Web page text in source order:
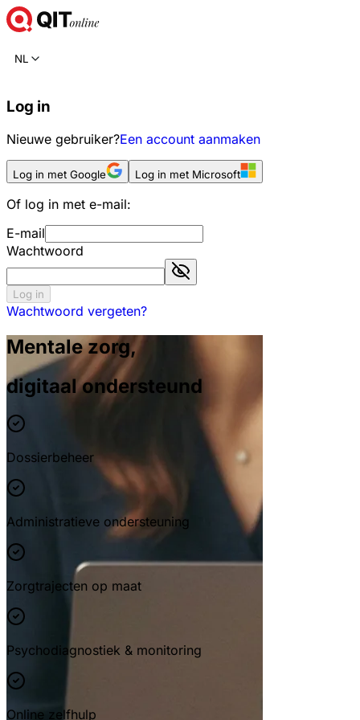
NL
Log in
Nieuwe gebruiker?Een account aanmaken
Log in met Google Log in met Microsoft
Of log in met e-mail:
E-mail
Wachtwoord
Log in
Wachtwoord vergeten?
Mentale zorg,
digitaal ondersteund
Dossierbeheer
Administratieve ondersteuning
Zorgtrajecten op maat
Psychodiagnostiek & monitoring
Online zelfhulp